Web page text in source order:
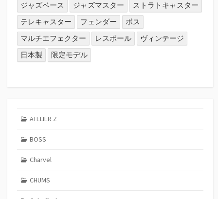
ジャズベース
ジャズマスター
ストラトキャスター
テレキャスター
フェンダー
ボス
マルチエフェクター
レスポール
ヴィンテージ
日本製
限定モデル
ATELIER Z
BOSS
Charvel
CHUMS